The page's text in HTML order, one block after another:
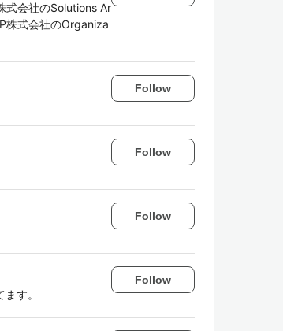
会社のSolutions Ar
株式会社のOrganiza
Follow
Follow
Follow
す。
Follow